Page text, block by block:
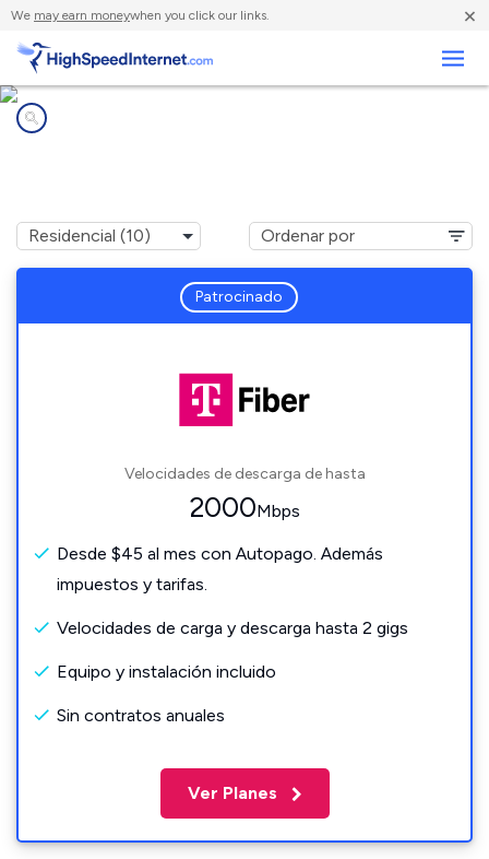
We may earn moneywhen you click our links. ×
Patrocinado
Velocidades de descarga de hasta
2000Mbps
Desde $45 al mes con Autopago. Además
impuestos y tarifas.
Velocidades de carga y descarga hasta 2 gigs
Equipo y instalación incluido
Sin contratos anuales
Ver Planes